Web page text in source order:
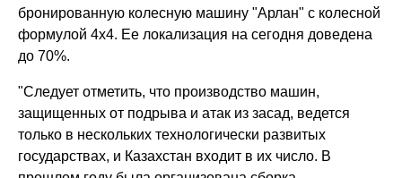
бронированную колесную машину "Арлан" с колесной
формулой 4х4. Ее локализация на сегодня доведена
до 70%.
"Следует отметить, что производство машин,
защищенных от подрыва и атак из засад, ведется
только в нескольких технологически развитых
государствах, и Казахстан входит в их число. В